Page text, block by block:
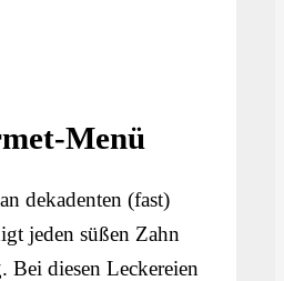
Menü
dekadenten (fast)
jeden süßen Zahn
Bei diesen Leckereien